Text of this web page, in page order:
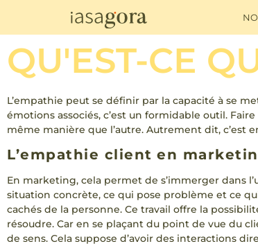
QU'EST-CE
L’empathie peut se définir par la capacité à se
émotions associés, c’est un formidable outil.
même manière que l’autre. Autrement dit, c’est
L’empathie client en
En marketing, cela permet de s’immerger dans
situation concrète, ce qui pose problème et ce
cachés de la personne. Ce travail offre la
résoudre. Car en se plaçant du point de vue du
de sens. Cela suppose d’avoir des interactions